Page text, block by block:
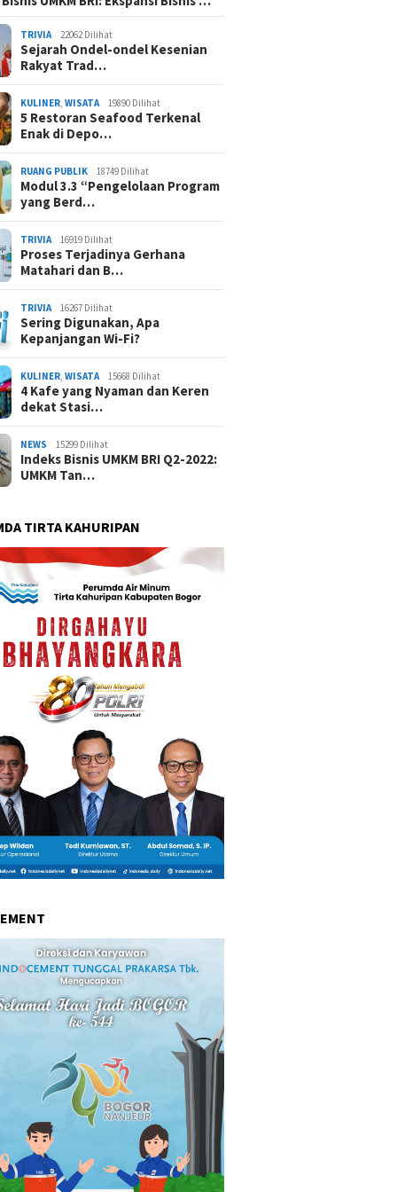
TRIVIA 22062 Dilihat
Sejarah Ondel-ondel Kesenian
Rakyat Trad…
KULINER ,WISATA 19890 Dilihat
5 Restoran Seafood Terkenal
Enak di Depo…
RUANG PUBLIK 18749 Dilihat
Modul 3.3 “Pengelolaan Program
yang Berd…
TRIVIA 16919 Dilihat
Proses Terjadinya Gerhana
Matahari dan B…
TRIVIA 16267 Dilihat
Sering Digunakan, Apa
Kepanjangan Wi-Fi?
KULINER ,WISATA 15668 Dilihat
4 Kafe yang Nyaman dan Keren
dekat Stasi…
NEWS 15299 Dilihat
Indeks Bisnis UMKM BRI Q2-2022:
UMKM Tan…
TIRTA KAHURIPAN